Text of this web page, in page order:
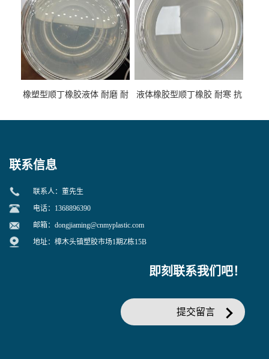
橡塑型顺丁橡胶液体 耐磨 耐
液体橡胶型顺丁橡胶 耐寒 抗
联系信息
联系人：董先生
电话：1368896390
邮箱： dongjiaming@cnmyplastic.com
地址：樟木头镇塑胶市场1期Z栋15B
即刻联系我们吧！
提交留言